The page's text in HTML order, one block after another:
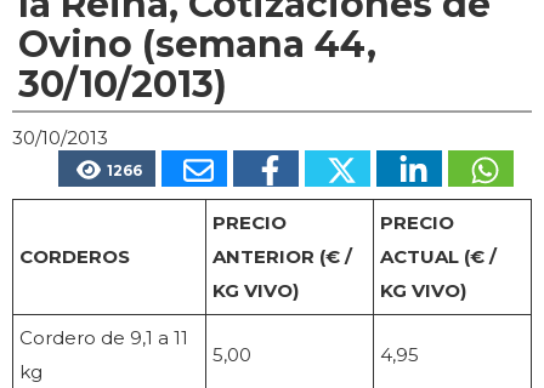
Ovino (semana 44,
30/10/2013)
30/10/2013
1266
CORDEROS
PRECIO
ANTERIOR (€ /
KG VIVO)
PRECIO
ACTUAL (€ /
KG VIVO)
Cordero de 9,1 a 11
kg
5,00 4,95